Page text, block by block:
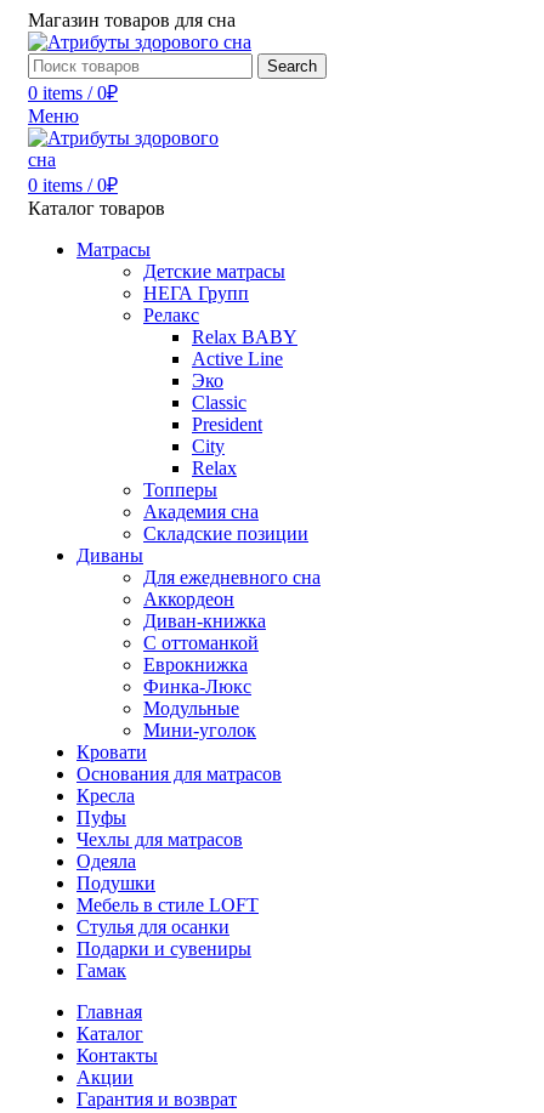
Магазин товаров для сна
Search
0 items / 0₽
Меню
0 items / 0₽
Каталог товаров
Матрасы
Детские матрасы
НЕГА Групп
Релакс
Relax BABY
Active Line
Эко
Classic
President
City
Relax
Топперы
Академия сна
Складские позиции
Диваны
Для ежедневного сна
Аккордеон
Диван-книжка
С оттоманкой
Еврокнижка
Финка-Люкс
Модульные
Мини-уголок
Кровати
Основания для матрасов
Кресла
Пуфы
Чехлы для матрасов
Одеяла
Подушки
Мебель в стиле LOFT
Стулья для осанки
Подарки и сувениры
Гамак
Главная
Каталог
Контакты
Акции
Гарантия и возврат